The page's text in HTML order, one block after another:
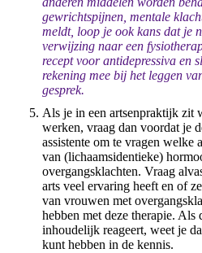
gewrichtspijnen, mentale
meldt, loop je ook kans dat je
verwijzing naar een
recept voor antidepressiva en
rekening mee bij het leggen
gesprek.
Als je in een artsenpraktijk zit
werken, vraag dan voordat je
assistente om te vragen welke
van (lichaamsidentieke)
overgangsklachten. Vraag
arts veel ervaring heeft en of
van vrouwen met
hebben met deze therapie. Als
inhoudelijk reageert, weet je
kunt hebben in de kennis.